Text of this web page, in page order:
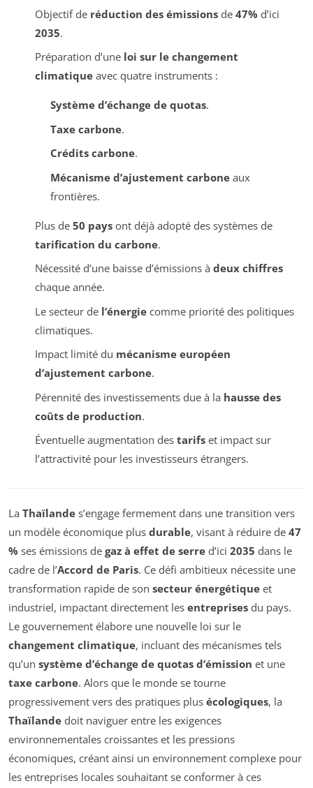
Objectif de réduction des émissionsde 47% d’ici
2035.
Préparation d’une loi sur le changement
climatiqueavec quatre instruments :
Système d’échange de quotas.
Taxe carbone.
Crédits carbone.
Mécanisme d’ajustement carbone aux
frontières.
Plus de 50 paysont déjà adopté des systèmes de
tarification du carbone.
Nécessité d’une baisse d’émissions à deux chiffres
chaque année.
Le secteur de l’énergiecomme priorité des politiques
climatiques.
Impact limité du mécanisme européen
d’ajustement carbone.
Pérennité des investissements due à la hausse des
coûts de production.
Éventuelle augmentation des tarifset impact sur
l’attractivité pour les investisseurs étrangers.
La Thaïlande s’engage fermement dans une transition vers
un modèle économique plus durable, visant à réduire de 47
% ses émissions de gaz à effet de serre d’ici 2035 dans le
cadre de l’Accord de Paris. Ce défi ambitieux nécessite une
transformation rapide de son secteur énergétique et
industriel, impactant directement les entreprises du pays.
Le gouvernement élabore une nouvelle loi sur le
changement climatique, incluant des mécanismes tels
qu’un système d’échange de quotas d’émission et une
taxe carbone. Alors que le monde se tourne
progressivement vers des pratiques plus écologiques, la
Thaïlande doit naviguer entre les exigences
environnementales croissantes et les pressions
économiques, créant ainsi un environnement complexe pour
les entreprises locales souhaitant se conformer à ces